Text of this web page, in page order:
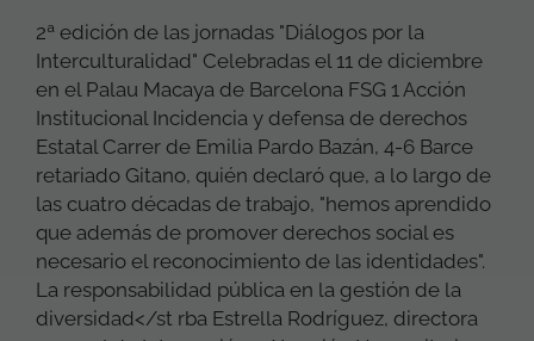
2ª edición de las jornadas "Diálogos por la
Interculturalidad" Celebradas el 11 de diciembre
en el Palau Macaya de Barcelona FSG 1 Acción
Institucional Incidencia y defensa de derechos
Estatal Carrer de Emilia Pardo Bazán, 4-6 Barce
retariado Gitano, quién declaró que, a lo largo de
las cuatro décadas de trabajo, "hemos aprendido
que además de promover derechos social es
necesario el reconocimiento de las identidades".
La responsabilidad pública en la gestión de la
diversidad</st rba Estrella Rodríguez, directora